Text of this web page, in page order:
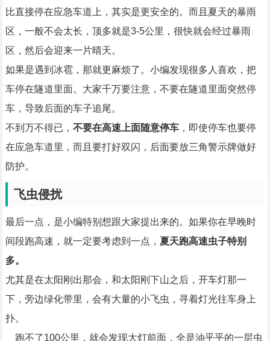
比直接停在应急车道上，其实是更安全的。而且夏天的暴雨
区，一般不会太长，顶多就是3-5公里，很快就会经过暴雨
区，然后会迎来一片晴天。
如果是遇到冰雹，那就更麻烦了。小编发现很多人喜欢，把
车停在隧道里面。大家千万要注意，不要在隧道里面突然停
车，导致后面的车子追尾。
不到万不得已， 不要在高速上面随意停车，即使停车也要停
在应急车道里，而且要打好双闪，后面要放三角警示牌做好
防护。
飞虫侵扰
最后一点，是小编特别想跟大家提出来的。如果你在早晚时
间段跑高速，就一定要考虑到一点， 夏天跑高速虫子特别
多。
尤其是在太阳刚出那会，和太阳刚下山之后，开车灯那一
下，旁边绿化带里，会有大量的小飞虫，寻着灯光往车身上
扑。
跑不了100公里，就会发现大灯前面，全是油乎乎的一层虫